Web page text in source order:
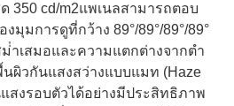
350 cd/m2แพเนลสามารถตอบ
งมุมการดูที่กว้าง 89°/89°/89°/89°
าเสมอและความแตกต่างจากตํา
ผิวกันแสงสว่างแบบแมท (Haze
สงรอบตัวได้อย่างมีประสิทธิภาพ